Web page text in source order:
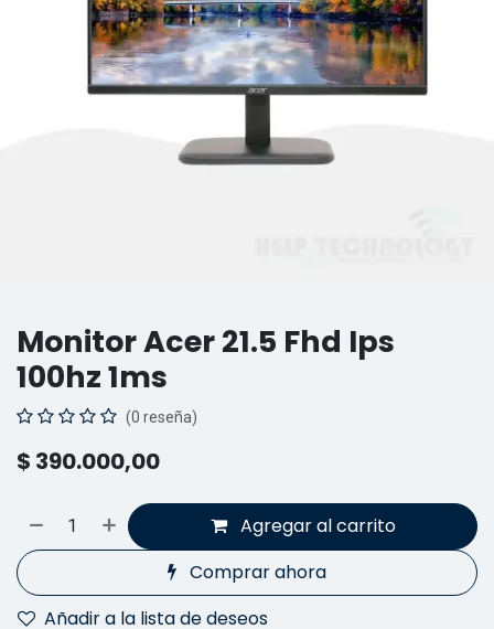
Monitor Acer 21.5 Fhd Ips
100hz 1ms
(0 reseña)
$ 390.000,00
Agregar al carrito
Comprar ahora
Añadir a la lista de deseos